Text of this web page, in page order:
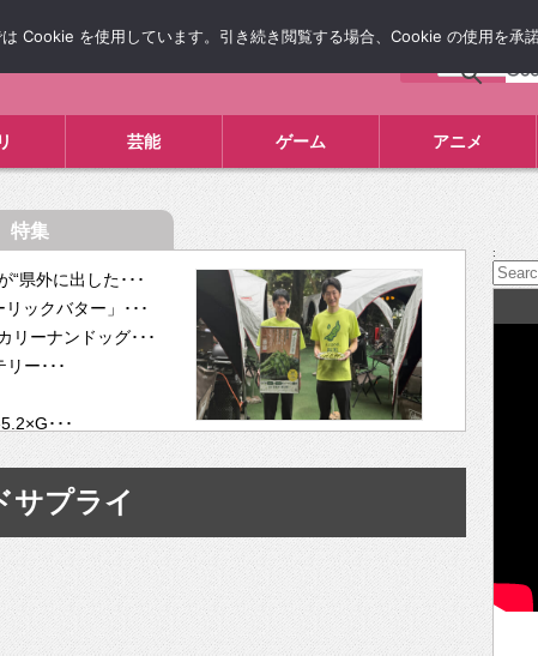
芸能 ゲーム アニメ
特集
“県外に出した･･･
ックバター」･･･
リーナンドッグ･･･
ー･･･
･･･
分が今話し･･･
す」 TE･･･
サプライ
:
Cookie を使用しています。引き続き閲覧する場合、Cookie の使用を承